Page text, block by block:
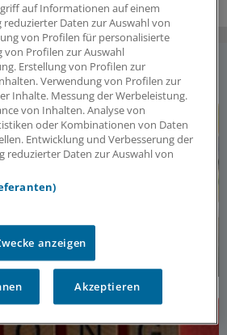
Pandemie – die große Bilanz
auf Informationen auf einem
reduzierter Daten zur Auswahl von
von Profilen für personalisierte
von Profilen zur Auswahl
Erstellung von Profilen zur
Verwendung von Profilen zur
Inhalte. Messung der Werbeleistung.
von Inhalten. Analyse von
oder Kombinationen von Daten
Entwicklung und Verbesserung der
reduzierter Daten zur Auswahl von
anzeigen
Akzeptieren